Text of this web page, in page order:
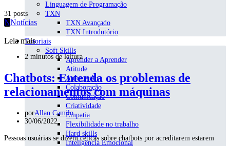
Linguagem de Programação
TXN
TXN Avançado
TXN Introdutório
Tutoriais
Soft Skills
Aprender a Aprender
Atitude
Autogestão
Colaboração
Comunicação
Criatividade
Empatia
Flexibilidade no trabalho
Hard skills
Inteligência Emocional
31 posts
NNotícias
Leia mais
2 minutos de leitura
Chatbots: Entenda os problemas de
relacionamentos com máquinas
porAllan Camilo
30/06/2022
Pessoas usuárias se dizem céticas sobre chatbots por acreditarem estarem